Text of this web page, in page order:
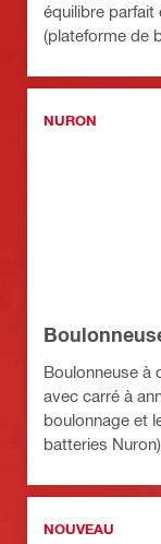
équilibre parfait
(plateforme de
NURON
Boulonneuse à
avec carré à
boulonnage et
batteries Nuron)
NOUVEAU